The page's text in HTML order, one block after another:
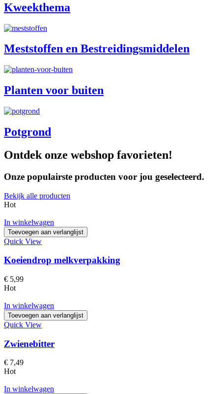
Kweekthema
Meststoffen en Bestreidingsmiddelen
Planten voor buiten
Potgrond
Ontdek onze webshop favorieten!
Onze populairste producten voor jou geselecteerd.
Bekijk alle producten
Hot
In winkelwagen
Toevoegen aan verlanglijst
Quick View
Koeiendrop melkverpakking
€ 5,99
Hot
In winkelwagen
Toevoegen aan verlanglijst
Quick View
Zwienebitter
€ 7,49
Hot
In winkelwagen